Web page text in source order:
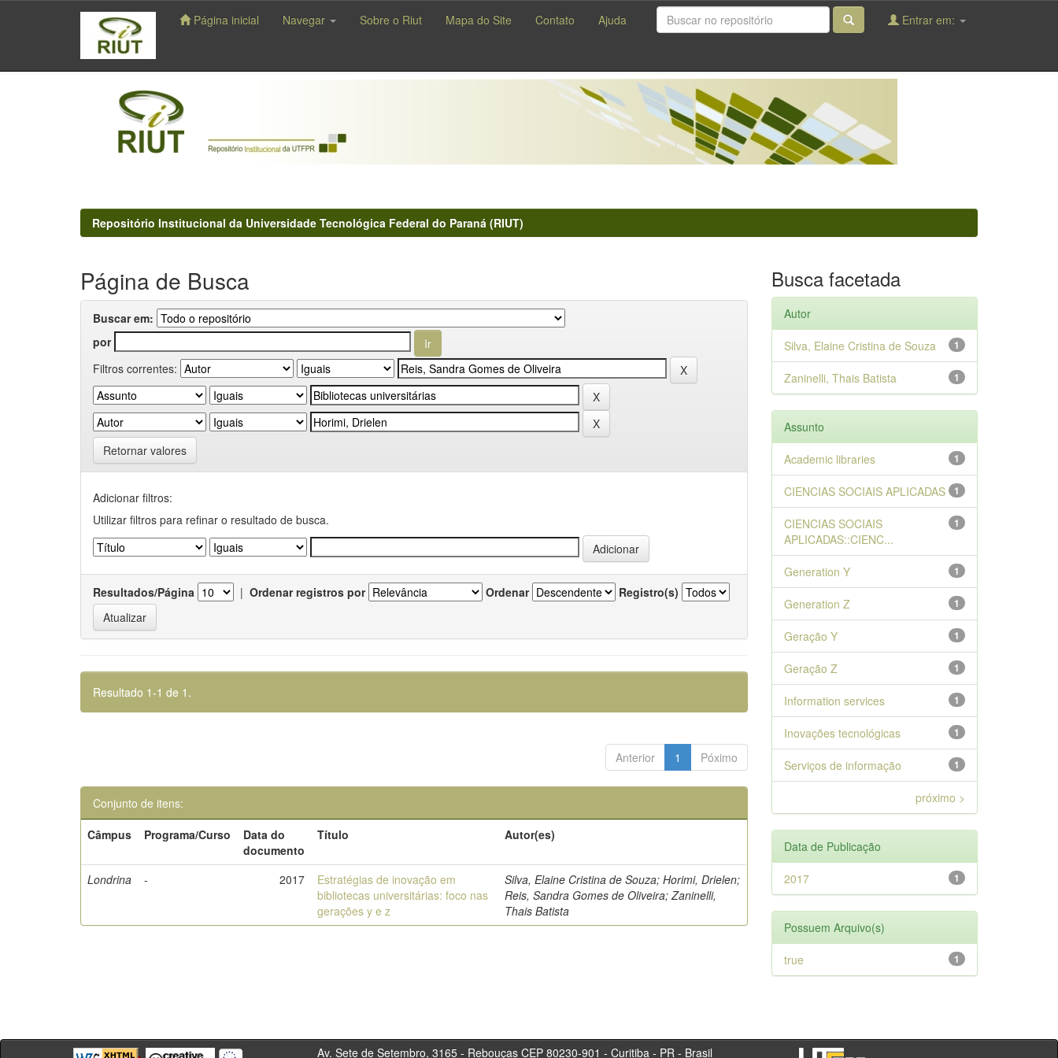
navigation
Página inicial Navegar Sobre o Riut Mapa do Site Contato Ajuda Entrar em:
Repositório Institucional da Universidade Tecnológica Federal do Paraná (RIUT)
Página de Busca
Buscar em:
por
Filtros correntes:
Retornar valores
Adicionar filtros:
Utilizar filtros para refinar o resultado de busca.
Resultados/Página | Ordenar registros por Ordenar Registro(s)
Resultado 1-1 de 1.
Anterior 1 Póximo
Conjunto de itens:
Câmpus
Programa/Curso
Data do
documento
Título Autor(es)
Londrina - 2017
Estratégias de inovação em
bibliotecas universitárias: foco nas
gerações y e z
Silva, Elaine Cristina de Souza; Horimi, Drielen;
Reis, Sandra Gomes de Oliveira; Zaninelli,
Thais Batista
Busca facetada
Autor
1
Silva, Elaine Cristina de Souza
1
Zaninelli, Thais Batista
Assunto
1
Academic libraries
1
CIENCIAS SOCIAIS APLICADAS
1
CIENCIAS SOCIAIS
APLICADAS::CIENC...
1
Generation Y
1
Generation Z
1
Geração Y
1
Geração Z
1
Information services
1
Inovações tecnológicas
1
Serviços de informação
próximo >
Data de Publicação
1
2017
Possuem Arquivo(s)
1
true
Av. Sete de Setembro, 3165 - Rebouças CEP 80230-901 - Curitiba - PR - Brasil